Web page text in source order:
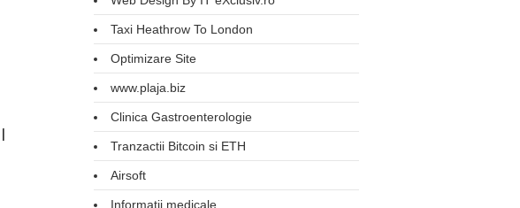
Taxi Heathrow To London
Optimizare Site
www.plaja.biz
Clinica Gastroenterologie
Tranzactii Bitcoin si ETH
Airsoft
Informatii medicale